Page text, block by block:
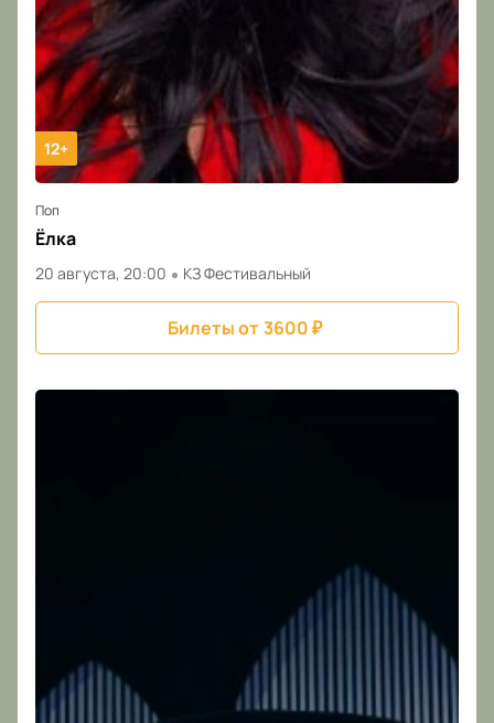
12+
Поп
Ёлка
20 августа, 20:00 КЗ Фестивальный
Билеты от3600₽